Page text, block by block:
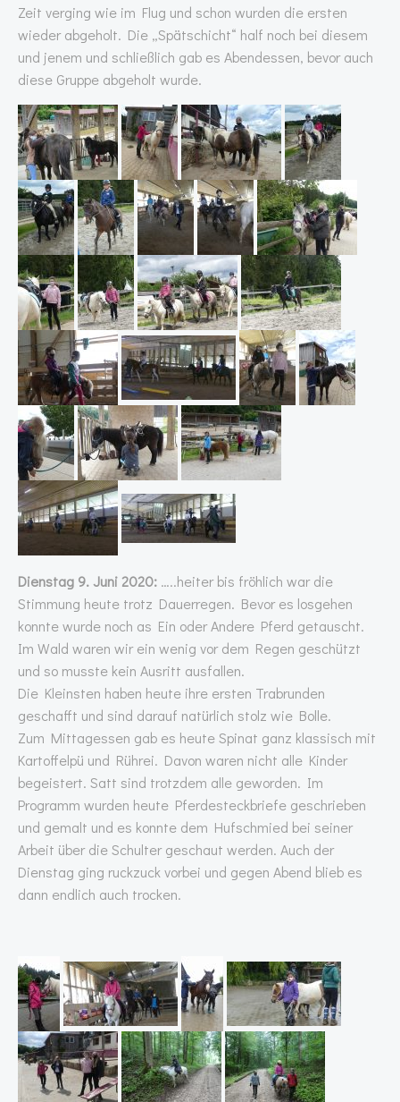
Zeit verging wie im Flug und schon wurden die ersten
wieder abgeholt. Die „Spätschicht“ half noch bei diesem
und jenem und schließlich gab es Abendessen, bevor auch
diese Gruppe abgeholt wurde.
Dienstag 9. Juni 2020: …..heiter bis fröhlich war die
Stimmung heute trotz Dauerregen. Bevor es losgehen
konnte wurde noch as Ein oder Andere Pferd getauscht.
Im Wald waren wir ein wenig vor dem Regen geschützt
und so musste kein Ausritt ausfallen.
Die Kleinsten haben heute ihre ersten Trabrunden
geschafft und sind darauf natürlich stolz wie Bolle.
Zum Mittagessen gab es heute Spinat ganz klassisch mit
Kartoffelpü und Rührei. Davon waren nicht alle Kinder
begeistert. Satt sind trotzdem alle geworden. Im
Programm wurden heute Pferdesteckbriefe geschrieben
und gemalt und es konnte dem Hufschmied bei seiner
Arbeit über die Schulter geschaut werden. Auch der
Dienstag ging ruckzuck vorbei und gegen Abend blieb es
dann endlich auch trocken.